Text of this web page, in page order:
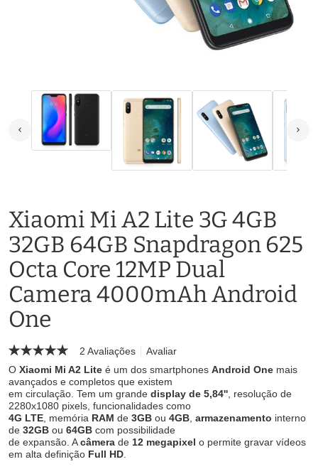
Xiaomi Mi A2 Lite 3G 4GB
32GB 64GB Snapdragon 625
Octa Core 12MP Dual
Camera 4000mAh Android
One
2 Avaliações
Avaliar
O Xiaomi Mi A2 Lite é um dos smartphones Android One mais
avançados e completos que existem
em circulação. Tem um grande display de 5,84'' , resolução de
2280x1080 pixels, funcionalidades como
4G LTE , memória RAM de 3GB ou 4GB armazenamento interno
de 32GB ou 64GB com possibilidade
de expansão. Acâmera de 12 megapixel o permite gravar vídeos
em alta definição Full HD